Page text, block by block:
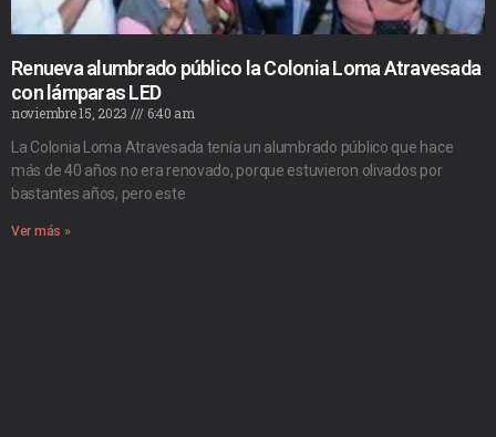
Renueva alumbrado público la Colonia Loma Atravesada
con lámparas LED
noviembre 15, 2023
6:40 am
La Colonia Loma Atravesada tenía un alumbrado público que hace
más de 40 años no era renovado, porque estuvieron olivados por
bastantes años, pero este
Ver más »